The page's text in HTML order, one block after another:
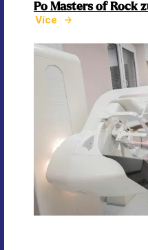
Po Masters of Rock
Více